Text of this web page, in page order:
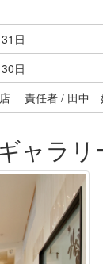
日
日
店 責任者 / 田中
ャラリ